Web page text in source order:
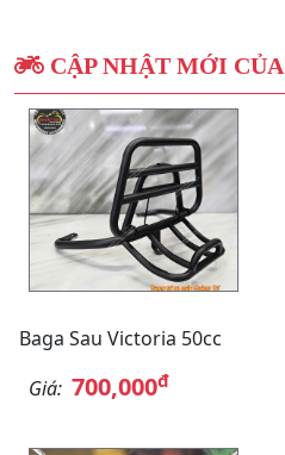
CẬP NHẬT MỚI
Baga Sau Victoria 50cc
Giá: 700,000đ